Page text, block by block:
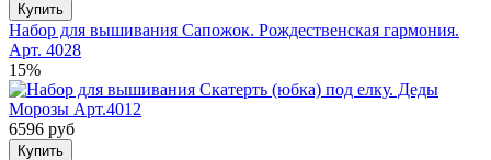
Купить
Набор для вышивания Сапожок. Рождественская гармония.
Арт. 4028
15%
6596 руб
Купить